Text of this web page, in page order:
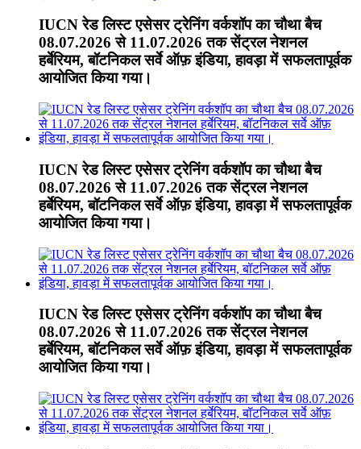
IUCN रेड लिस्ट एसेसर ट्रेनिंग वर्कशॉप का चौथा बैच
08.07.2026 से 11.07.2026 तक सेंट्रल नेशनल
हर्बेरियम, बॉटनिकल सर्वे ऑफ़ इंडिया, हावड़ा में सफलतापूर्वक
आयोजित किया गया।
IUCN रेड लिस्ट एसेसर ट्रेनिंग वर्कशॉप का चौथा बैच
08.07.2026 से 11.07.2026 तक सेंट्रल नेशनल
हर्बेरियम, बॉटनिकल सर्वे ऑफ़ इंडिया, हावड़ा में सफलतापूर्वक
आयोजित किया गया।
IUCN रेड लिस्ट एसेसर ट्रेनिंग वर्कशॉप का चौथा बैच
08.07.2026 से 11.07.2026 तक सेंट्रल नेशनल
हर्बेरियम, बॉटनिकल सर्वे ऑफ़ इंडिया, हावड़ा में सफलतापूर्वक
आयोजित किया गया।